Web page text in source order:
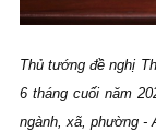
Thủ tướng đề nghị
6 tháng cuối năm
ngành, xã, phường -